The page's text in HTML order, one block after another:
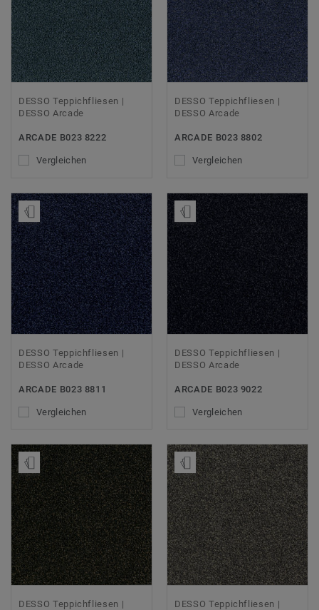
DESSO Teppichfliesen |
DESSO Arcade
ARCADE B023 8222
Vergleichen
DESSO Teppichfliesen |
DESSO Arcade
ARCADE B023 8802
Vergleichen
Muster bestellen
DESSO Teppichfliesen |
DESSO Arcade
ARCADE B023 8811
Vergleichen
Muster bestellen
DESSO Teppichfliesen |
DESSO Arcade
ARCADE B023 9022
Vergleichen
Muster bestellen
DESSO Teppichfliesen |
Muster bestellen
DESSO Teppichfliesen |